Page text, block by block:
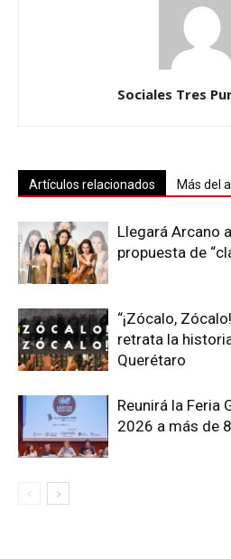
Sociales Tres
Artículos relacionados Más del
Llegará Arcano
propuesta de
“¡Zócalo,
retrata la
Querétaro
Reunirá la Feria
2026 a más de